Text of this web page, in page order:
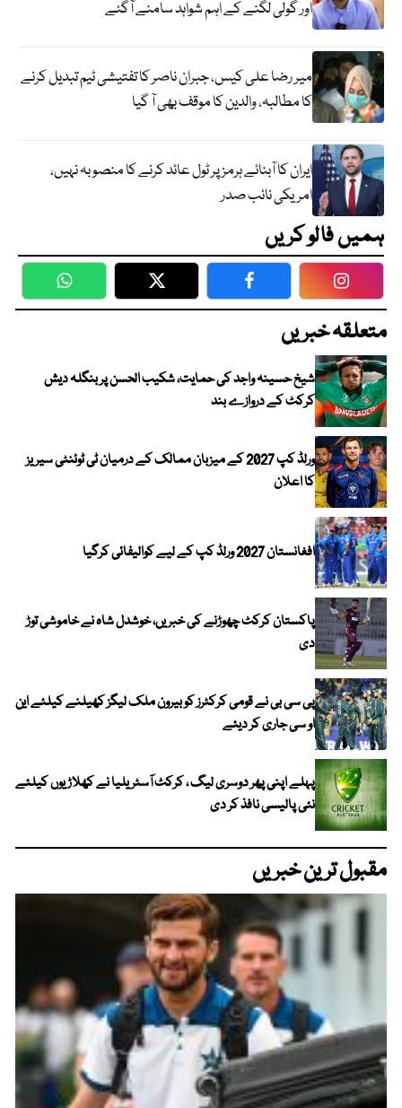
اور گولی لگنے کے اہم شواہد سامنے آگئے
میر رضا علی کیس، جبران ناصر کا تفتیشی ٹیم تبدیل کرنے
کا مطالبہ، والدین کا موقف بھی آ گیا
ایران کا آبنائے ہرمز پر ٹول عائد کرنے کا منصوبہ نہیں،
امریکی نائب صدر
ہمیں فالو کریں
WhatsApp Twitter Facebook
متعلقہ خبریں
شیخ حسینہ واجد کی حمایت، شکیب الحسن پر بنگلہ دیش
کرکٹ کے دروازے بند
ورلڈ کپ 2027 کے میزبان ممالک کے درمیان ٹی ٹوئنٹی سیریز
کا اعلان
افغانستان 2027 ورلڈ کپ کے لیے کوالیفائی کرگیا
پاکستان کرکٹ چھوڑنے کی خبریں، خوشدل شاہ نے خاموشی توڑ
دی
پی سی بی نے قومی کرکٹرز کو بیرون ملک لیگز کھیلنے کیلئے این
او سی جاری کر دیئے
پہلے اپنی پھر دوسری لیگ ، کرکٹ آسٹریلیا نے کھلاڑیوں کیلئے
نئی پالیسی نافذ کر دی
مقبول ترین خبریں